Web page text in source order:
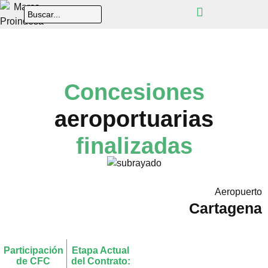
Concesiones
aeroportuarias
finalizadas
Aeropuerto
Cartagena
Participación
de CFC
Etapa Actual
del Contrato: